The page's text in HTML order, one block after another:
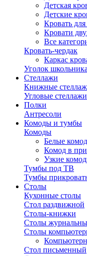
Детская
Детские
Кровать
Кровати
Все
Кровать-чердак
Каркас
Уголок школьника
Стеллажи
Книжные
Угловые стеллажи
Полки
Антресоли
Комоды и тумбы
Комоды
Белые
Комод в
Узкие
Тумбы под ТВ
Тумбы
Столы
Кухонные столы
Стол раздвижной
Столы-книжки
Столы
Столы
Стол письменный